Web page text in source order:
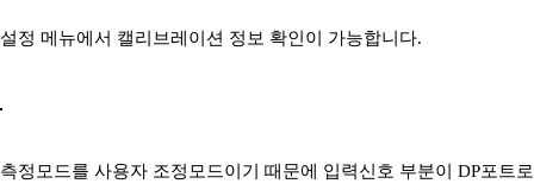
설정 메뉴에서 캘리브레이션 정보 확인이 가능합니다.
측정모드를 사용자 조정모드이기 때문에 입력신호 부분이 DP포트로